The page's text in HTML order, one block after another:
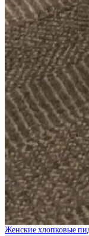
Женские хлопковые